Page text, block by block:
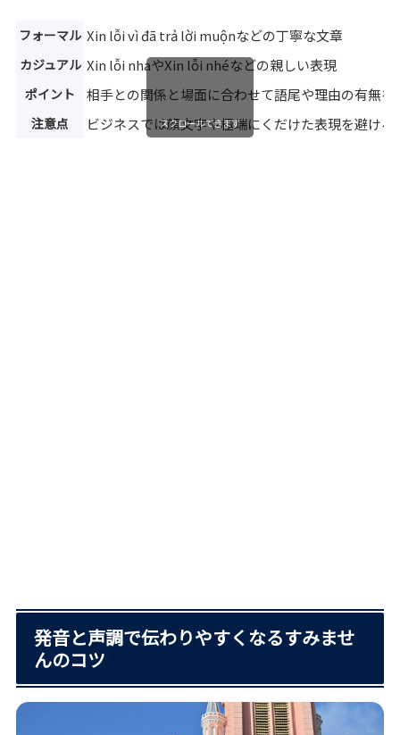
フォーマル Xin lỗi vì đã trả lời muộnなどの丁寧な文章
カジュアル Xin lỗi nhaやXin lỗi nhéなどの親しい表現
ポイント 相手との関係と場面に合わせて語尾や理由の有無を
注意点 ビジネスでは顔文字や極端にくだけた表現を避ける
スクロールできます
発音と声調で伝わりやすくなるすみませ
んのコツ